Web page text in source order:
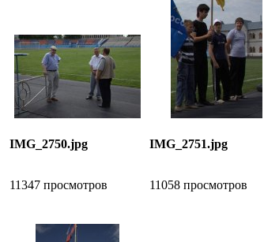
IMG_2750.jpg
11347 просмотров
IMG_2751.jpg
11058 просмотров